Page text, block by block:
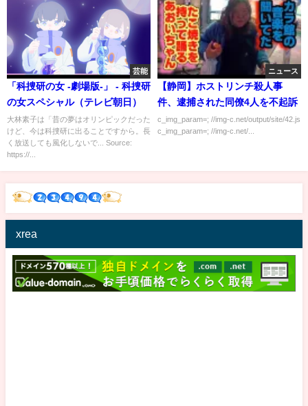
芸能
「科捜研の女 -劇場版-」 - 科捜研
の女スペシャル（テレビ朝日）
大林素子は「昔の夢はオリンピックだった
けど、今は科捜研に出ることですから。長
く放送しても風化しないで... Source:
https://...
ニュース
【静岡】ホストリンチ殺人事
件、逮捕された同僚4人を不起訴
c_img_param=; //img-c.net/output/site/42.js
c_img_param=; //img-c.net/...
xrea